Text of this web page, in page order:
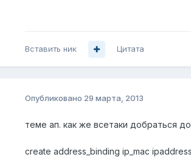
Вставить ник Цитата
Опубликовано 29 марта, 2013
теме ап. как же всетаки добраться
create address_binding ip_mac